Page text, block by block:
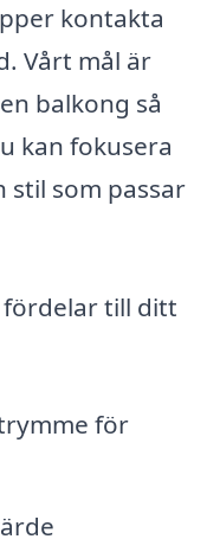
kontakta
Vårt mål är
balkong så
kan fokusera
stil som passar
fördelar till ditt
för